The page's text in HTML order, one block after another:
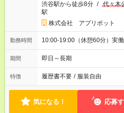
渋谷駅から徒歩8分 / 代々木
駅
株式会社 アプリボット
勤務時間 10:00-19:00（休憩60分）実
期間 即日～長期
特徴 履歴書不要 / 服装自由
気になる！ 応募